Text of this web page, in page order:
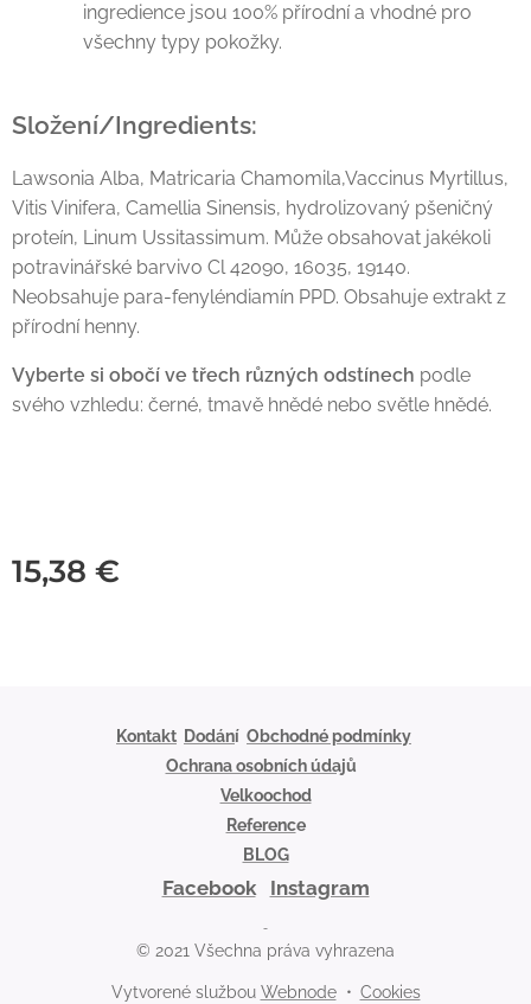
ingredience jsou 100% přírodní a vhodné pro
všechny typy pokožky.
Složení/Ingredients:
Lawsonia Alba, Matricaria Chamomila,Vaccinus Myrtillus,
Vitis Vinifera, Camellia Sinensis, hydrolizovaný pšeničný
proteín, Linum Ussitassimum. Může obsahovat jakékoli
potravinářské barvivo Cl 42090, 16035, 19140.
Neobsahuje para-fenyléndiamín PPD. Obsahuje extrakt z
přírodní henny.
Vyberte si obočí ve třech různých odstínech podle
svého vzhledu: černé, tmavě hnědé nebo světle hnědé.
15,38 €
Kontakt Dodání Obchodné podmínky
Ochrana osobních údajů
Velkoochod
Reference
BLOG
Facebook Instagram
© 2021 Všechna práva vyhrazena
Vytvorené službou Webnode Cookies